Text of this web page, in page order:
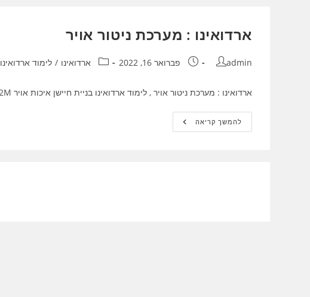
ארדואינו : מערכת ניטור אויר
מחבר:
admin פורסם:פברואר 16, 2022 קטגוריה:ארדואינו / לימוד ארדואינו
ארדואינו : מערכת ניטור אויר , לימוד ארדואינו בניית חיישן איכות אויר https://youtu.be/ZAFYBPJMd2M
להמשך קריאהארדואינו
: